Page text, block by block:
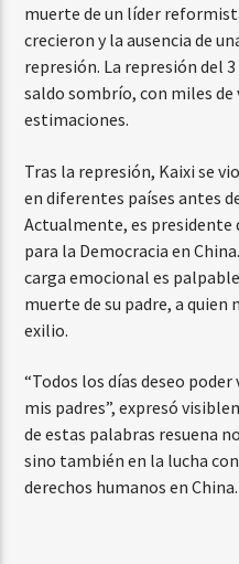
muerte de un líder
crecieron y la ausencia de
represión. La represión del
saldo sombrío, con miles
estimaciones.
Tras la represión, Kaixi se
en diferentes países antes
Actualmente, es presidente
para la Democracia en
carga emocional es
muerte de su padre, a quien
exilio.
“Todos los días deseo
mis padres”, expresó
de estas palabras resuena
sino también en la lucha
derechos humanos en China.